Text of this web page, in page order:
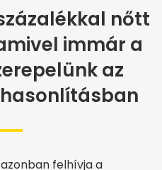
nőtt
immár a
az
felhívja a